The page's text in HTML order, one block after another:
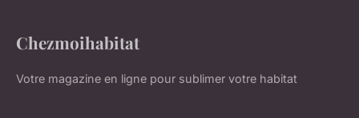
Chezmoihabitat
Votre magazine en ligne pour sublimer votre habitat